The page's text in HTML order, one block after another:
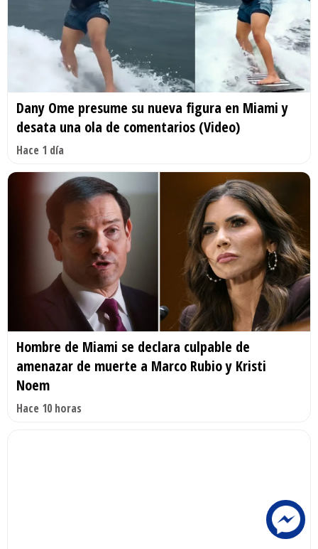
Dany Ome presume su nueva figura en Miami y
desata una ola de comentarios (Video)
Hace 1 día
Hombre de Miami se declara culpable de
amenazar de muerte a Marco Rubio y Kristi
Noem
Hace 10 horas